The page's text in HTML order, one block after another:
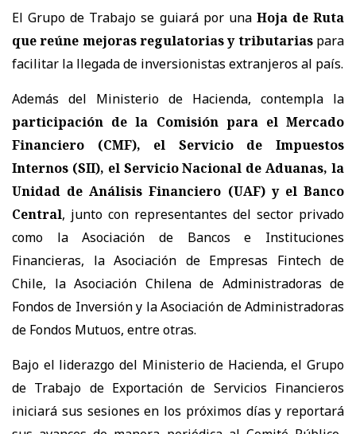
El Grupo de Trabajo se guiará por una Hoja de Ruta
que reúne mejoras regulatorias y tributariaspara
facilitar la llegada de inversionistas extranjeros al país.
Además del Ministerio de Hacienda, contempla la
participación de la Comisión para el Mercado
Financiero (CMF), el Servicio de Impuestos
Internos (SII), el Servicio Nacional de Aduanas, la
Unidad de Análisis Financiero (UAF) y el Banco
Central, junto con representantes del sector privado
como la Asociación de Bancos e Instituciones
Financieras, la Asociación de Empresas Fintech de
Chile, la Asociación Chilena de Administradoras de
Fondos de Inversión y la Asociación de Administradoras
de Fondos Mutuos, entre otras.
Bajo el liderazgo del Ministerio de Hacienda, el Grupo
de Trabajo de Exportación de Servicios Financieros
iniciará sus sesiones en los próximos días y reportará